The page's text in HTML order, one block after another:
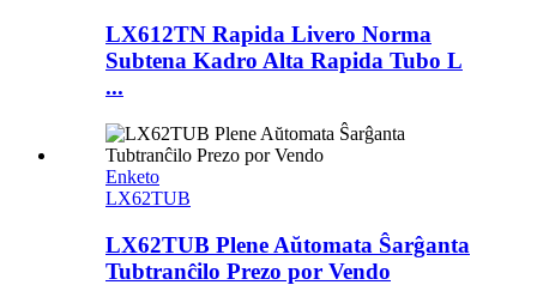
LX612TN Rapida Livero Norma
Subtena Kadro Alta Rapida Tubo L
...
Enketo
LX62TUB
LX62TUB Plene Aŭtomata Ŝarĝanta
Tubtranĉilo Prezo por Vendo